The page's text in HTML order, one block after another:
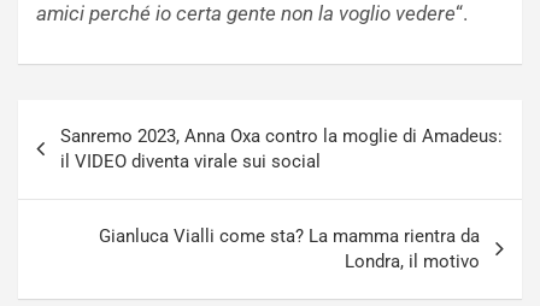
amici perché io certa gente non la voglio vedere“.
articoli
Sanremo 2023, Anna Oxa contro la moglie di Amadeus:
il VIDEO diventa virale sui social
Gianluca Vialli come sta? La mamma rientra da
Londra, il motivo